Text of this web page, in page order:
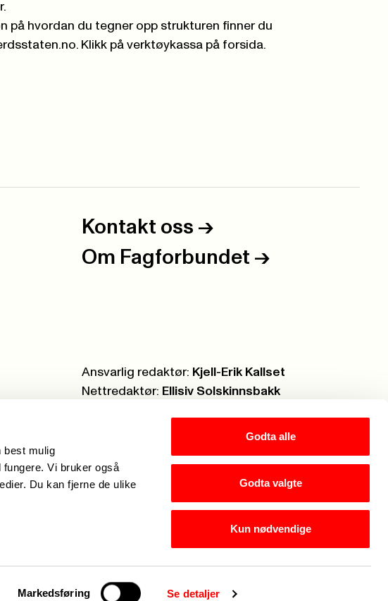
best mulig
Vi bruker også
Du kan fjerne de ulike
Markedsføring Se detaljer
Godta alle
Godta valgte
Kun nødvendige
på hvordan du tegner opp strukturen finner du
. Klikk på verktøykassa på forsida.
Hei, jeg er Fagforbundets chatbot. Hva kan jeg hjelpe med?
Kontakt oss ->
Om Fagforbundet ->
Ansvarlig redaktør: Kjell-Erik Kallset
Nettredaktør: Ellisiv Solskinnsbakk